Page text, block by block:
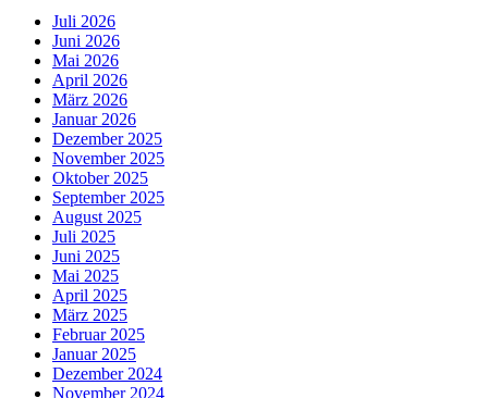
Juli 2026
Juni 2026
Mai 2026
April 2026
März 2026
Januar 2026
Dezember 2025
November 2025
Oktober 2025
September 2025
August 2025
Juli 2025
Juni 2025
Mai 2025
April 2025
März 2025
Februar 2025
Januar 2025
Dezember 2024
November 2024